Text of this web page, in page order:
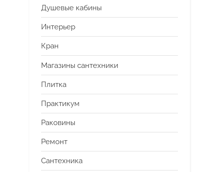
Душевые кабины
Интерьер
Кран
Магазины сантехники
Плитка
Практикум
Раковины
Ремонт
Сантехника